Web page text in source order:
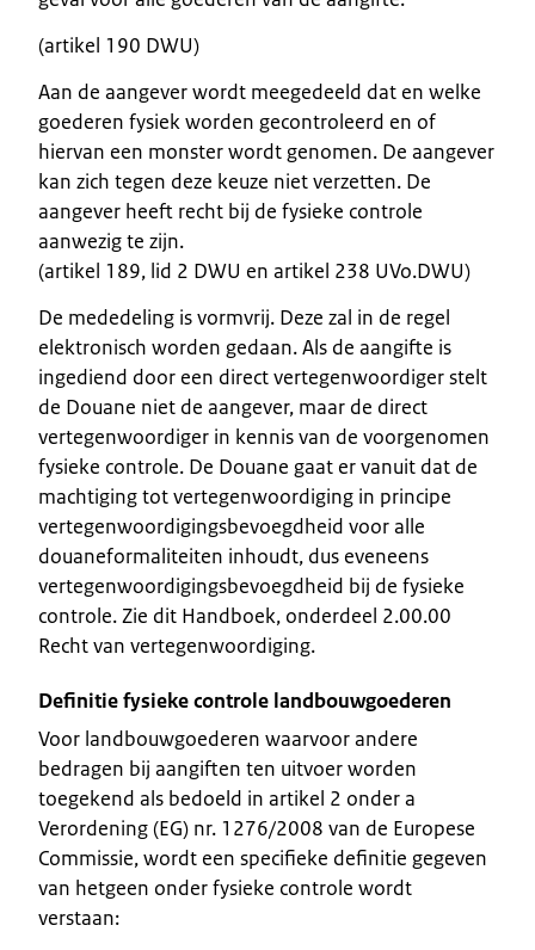
(artikel 190 DWU)
Aan de aangever wordt meegedeeld dat en welke
goederen fysiek worden gecontroleerd en of
hiervan een monster wordt genomen. De aangever
kan zich tegen deze keuze niet verzetten. De
aangever heeft recht bij de fysieke controle
aanwezig te zijn.
(artikel 189, lid 2 DWU en artikel 238 UVo.DWU)
De mededeling is vormvrij. Deze zal in de regel
elektronisch worden gedaan. Als de aangifte is
ingediend door een direct vertegenwoordiger stelt
de Douane niet de aangever, maar de direct
vertegenwoordiger in kennis van de voorgenomen
fysieke controle. De Douane gaat er vanuit dat de
machtiging tot vertegenwoordiging in principe
vertegenwoordigingsbevoegdheid voor alle
douaneformaliteiten inhoudt, dus eveneens
vertegenwoordigingsbevoegdheid bij de fysieke
controle. Zie dit Handboek, onderdeel 2.00.00
Recht van vertegenwoordiging.
Definitie fysieke controle landbouwgoederen
Voor landbouwgoederen waarvoor andere
bedragen bij aangiften ten uitvoer worden
toegekend als bedoeld in artikel 2 onder a
Verordening (EG) nr. 1276/2008 van de Europese
Commissie, wordt een specifieke definitie gegeven
van hetgeen onder fysieke controle wordt
verstaan: